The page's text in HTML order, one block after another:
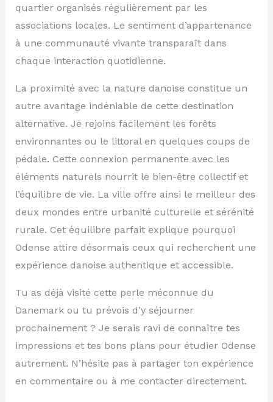
quartier organisés régulièrement par les
associations locales. Le sentiment d’appartenance
à une communauté vivante transparaît dans
chaque interaction quotidienne.
La proximité avec la nature danoise constitue un
autre avantage indéniable de cette destination
alternative. Je rejoins facilement les forêts
environnantes ou le littoral en quelques coups de
pédale. Cette connexion permanente avec les
éléments naturels nourrit le bien-être collectif et
l’équilibre de vie. La ville offre ainsi le meilleur des
deux mondes entre urbanité culturelle et sérénité
rurale. Cet équilibre parfait explique pourquoi
Odense attire désormais ceux qui recherchent une
expérience danoise authentique et accessible.
Tu as déjà visité cette perle méconnue du
Danemark ou tu prévois d’y séjourner
prochainement ? Je serais ravi de connaître tes
impressions et tes bons plans pour étudier Odense
autrement. N’hésite pas à partager ton expérience
en commentaire ou à me contacter directement.